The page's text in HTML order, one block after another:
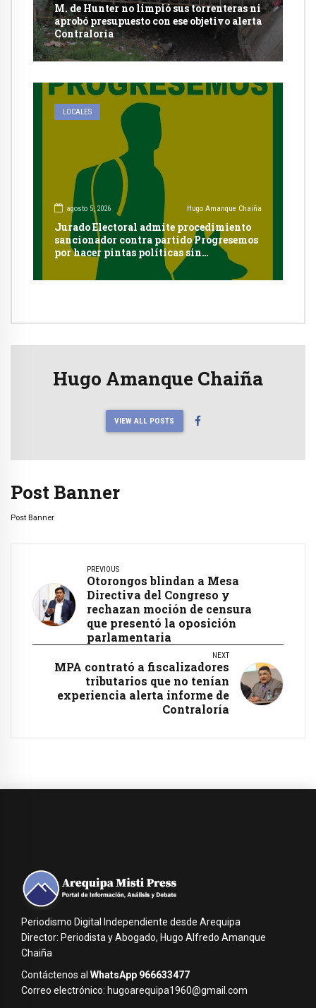
M. de Hunter no limpió sus torrenteras ni
aprobó presupuesto con ese objetivo alerta
Contraloría
LOCALES
agosto 5, 2026 Hugo Amanque Chaiña
Jurado Electoral admite procedimiento
sancionador contra partido Progresemos
por hacer pintas políticas sin
autorización en Cayma
Hugo Amanque Chaiña
VIEW ALL POSTS
Post Banner
Post Banner
PREVIOUS
Otorongos blindan a Mesa
Directiva del Congreso y
rechazan moción de censura
que presentó la oposición
parlamentaria
NEXT
MPA contrató a fiscalizadores
tributarios que no tenían
experiencia alerta informe de
Contraloría
Periodismo Digital Independiente desde Arequipa
Director: Periodista y Abogado, Hugo Alfredo Amanque
Chaiña
Contáctenos al WhatsApp 966633477
Correo electrónico: hugoarequipa1960@gmail.com